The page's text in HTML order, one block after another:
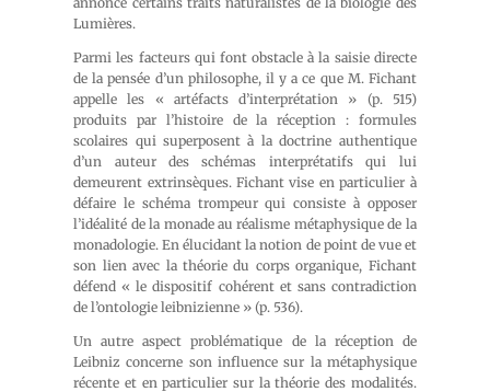
Lumières.
Parmi les facteurs qui font obstacle à la saisie directe
de la pensée d’un philosophe, il y a ce que M. Fichant
appelle les « artéfacts d’interprétation » (p. 515)
produits par l’histoire de la réception : formules
scolaires qui superposent à la doctrine authentique
d’un auteur des schémas interprétatifs qui lui
demeurent extrinsèques. Fichant vise en particulier à
défaire le schéma trompeur qui consiste à opposer
l’idéalité de la monade au réalisme métaphysique de la
monadologie. En élucidant la notion de point de vue et
son lien avec la théorie du corps organique, Fichant
défend « le dispositif cohérent et sans contradiction
de l’ontologie leibnizienne » (p. 536).
Un autre aspect problématique de la réception de
Leibniz concerne son influence sur la métaphysique
récente et en particulier sur la théorie des modalités.